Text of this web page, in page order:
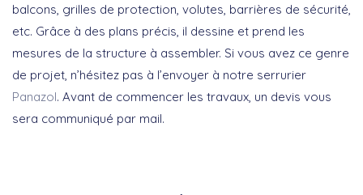
balcons, grilles de protection, volutes, barrières de sécurité,
etc. Grâce à des plans précis, il dessine et prend les
mesures de la structure à assembler. Si vous avez ce genre
de projet, n’hésitez pas à l’envoyer à notre serrurier
Panazol. Avant de commencer les travaux, un devis vous
sera communiqué par mail.